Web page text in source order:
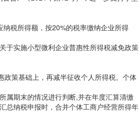
纳税所得额，按20%的税率缴纳企业所得
于实施小型微利企业普惠性所得税减免政策
政策基础上，再减半征收个人所得税。个体
属期末的情况进行判断,并在年度汇算清缴
总纳税申报时，合并个体工商户经营所得年